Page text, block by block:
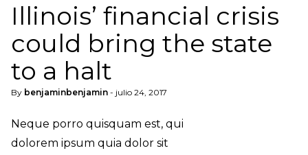
Illinois’ financial crisis
could bring the state
to a halt
By benjaminbenjamin - julio 24, 2017
Neque porro quisquam est, qui
dolorem ipsum quia dolor sit